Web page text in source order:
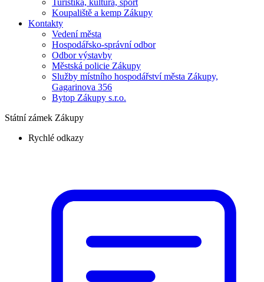
Turistika, kultura, sport
Koupaliště a kemp Zákupy
Kontakty
Vedení města
Hospodářsko-správní odbor
Odbor výstavby
Městská policie Zákupy
Služby místního hospodářství města Zákupy,
Gagarinova 356
Bytop Zákupy s.r.o.
Státní zámek Zákupy
Rychlé odkazy